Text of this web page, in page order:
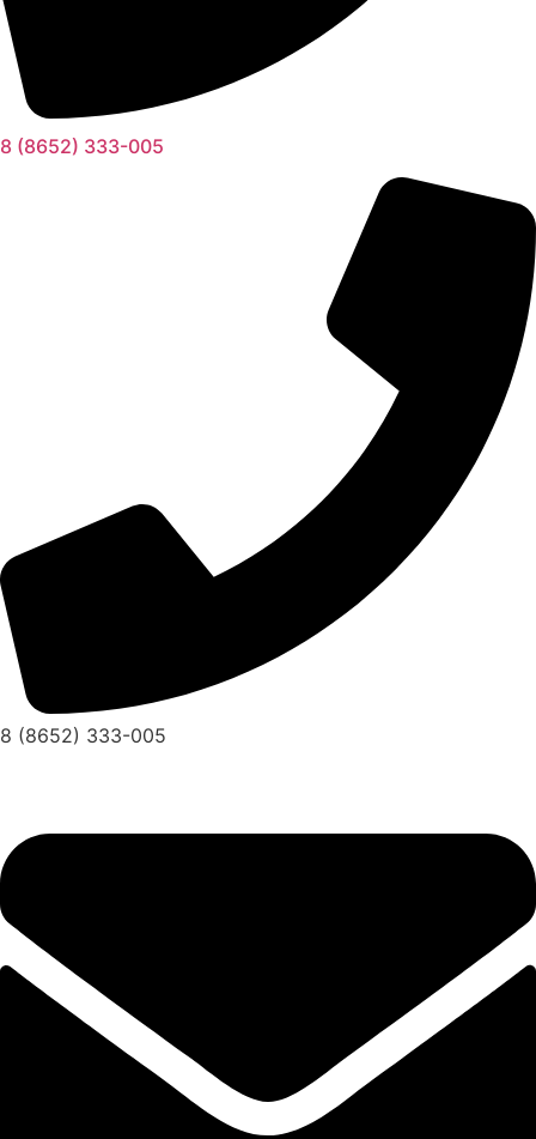
8 (8652) 333-005
8 (8652) 333-005